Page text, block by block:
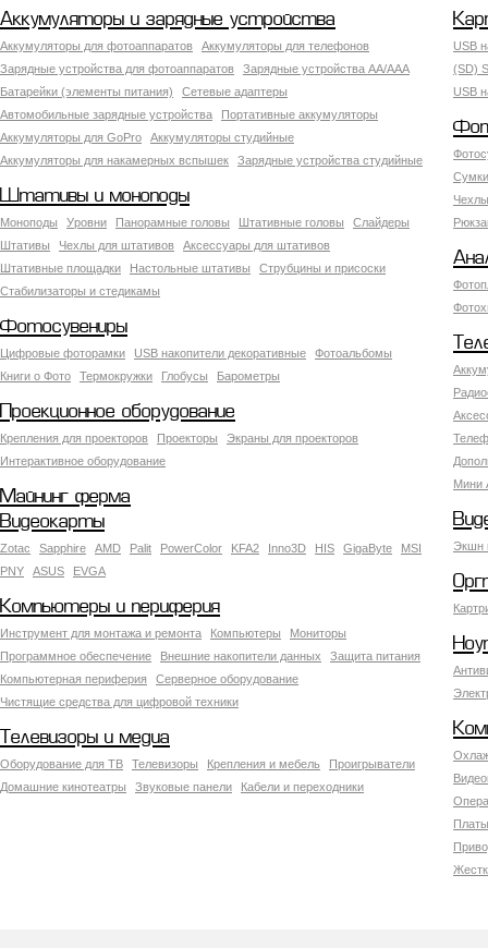
Аккумуляторы и зарядные устройства
Аккумуляторы для фотоаппаратов
Аккумуляторы для телефонов
Зарядные устройства для фотоаппаратов
Зарядные устройства AA/AAA
Батарейки (элементы питания)
Сетевые адаптеры
Автомобильные зарядные устройства
Портативные аккумуляторы
Аккумуляторы для GoPro
Аккумуляторы студийные
Аккумуляторы для накамерных вспышек
Зарядные устройства студийные
USB
(SD)
USB
Штативы и моноподы
Моноподы Уровни Панорамные головы Штативные головы
Слайдеры
Штативы
Чехлы для штативов
Аксессуары для штативов
Штативные площадки
Настольные штативы
Струбцины и присоски
Стабилизаторы и стедикамы
Фотосувениры
Цифровые фоторамки USB накопители декоративные
Фотоальбомы
Книги о Фото
Термокружки Глобусы Барометры
Мини
Проекционное оборудование
Крепления для проекторов Проекторы
Экраны для проекторов
Интерактивное оборудование
Майнинг ферма
Экшн
Видеокарты
Zotac Sapphire AMD Palit PowerColor KFA2 Inno3D HIS GigaByte
MSI
PNY
ASUS EVGA
Компьютеры и периферия
Инструмент для монтажа и ремонта Компьютеры
Мониторы
Программное обеспечение
Внешние накопители данных
Защита питания
Компьютерная периферия
Серверное оборудование
Чистящие средства для цифровой техники
Телевизоры и медиа
Оборудование для ТВ Телевизоры Крепления и мебель
Проигрыватели
Домашние кинотеатры
Звуковые панели Кабели и переходники